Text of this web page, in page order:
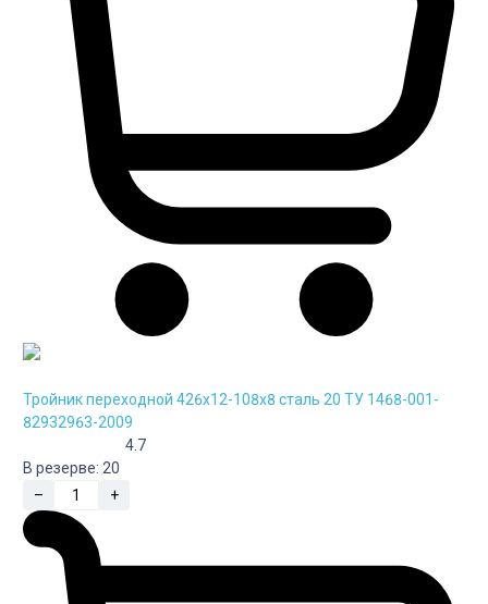
Тройник переходной 426х12-108х8 сталь 20 ТУ 1468-001-
82932963-2009
4.7
В резерве: 20
–
+